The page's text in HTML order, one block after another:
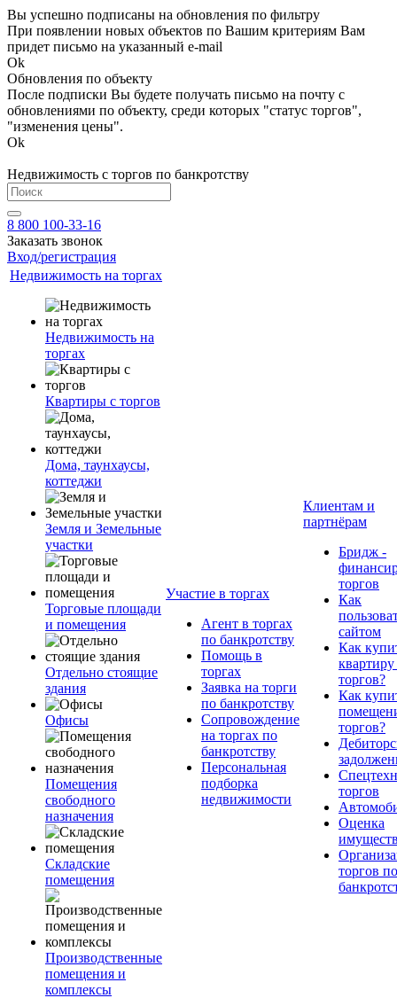
Вы успешно подписаны на обновления по фильтру
При появлении новых объектов по Вашим критериям Вам
придет письмо на указанный e-mail
Ok
Обновления по объекту
После подписки Вы будете получать письмо на почту с
обновлениями по объекту, среди которых "статус торгов",
"изменения цены".
Ok
Недвижимость с торгов по банкротству
8 800 100-33-16
Заказать звонок
Вход/регистрация
Недвижимость на торгах
Недвижимость на
торгах
Квартиры с торгов
Дома, таунхаусы,
коттеджи
Земля и Земельные
участки
Торговые площади
и помещения
Отдельно стоящие
здания
Офисы
Помещения
свободного
назначения
Складские
помещения
Производственные
помещения и
комплексы
Участие в торгах
Агент в торгах
по банкротству
Помощь в
торгах
Заявка на торги
по банкротству
Сопровождение
на торгах по
банкротству
Персональная
подборка
недвижимости
Клиентам и
партнёрам
Бридж -
торгов
Как
сайтом
Как
квартиру
торгов?
Как
торгов?
торгов
Оценка
торгов по